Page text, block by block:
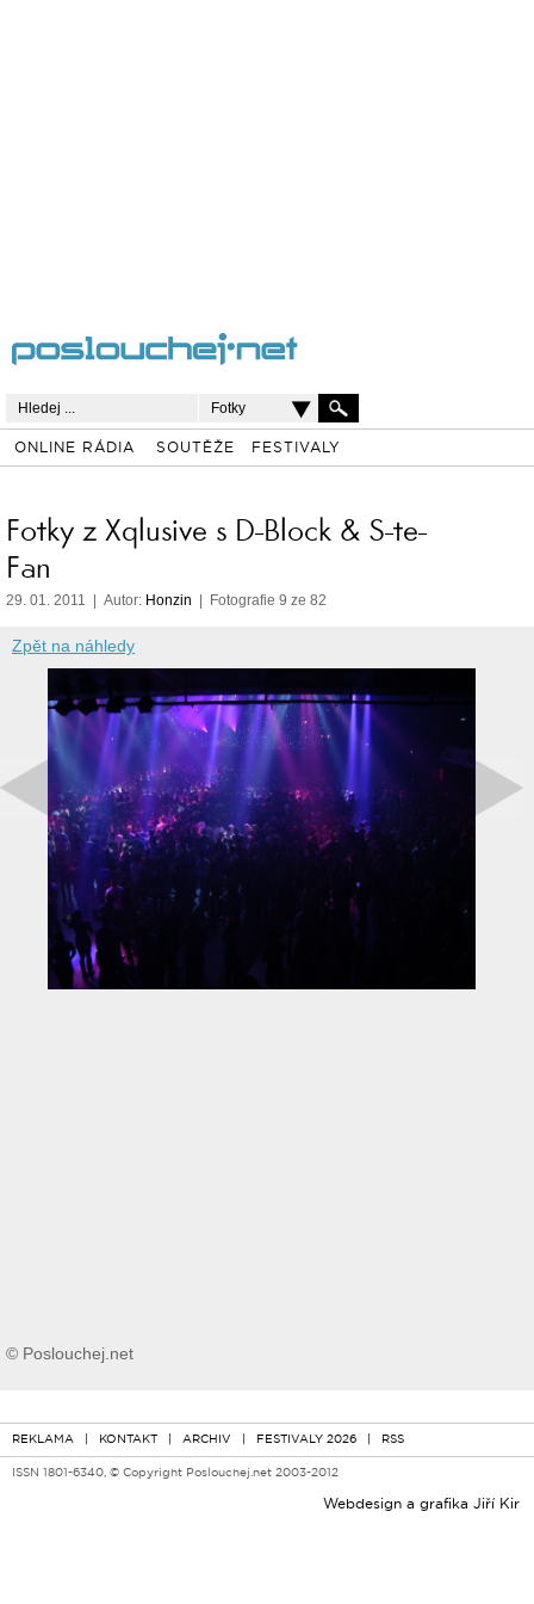
Fotky
ONLINE RÁDIA SOUTĚŽE FESTIVALY
Fotky z Xqlusive s D-Block & S-te-
Fan
29. 01. 2011 | Autor: Honzin | Fotografie 9 ze 82
Zpět na náhledy
© Poslouchej.net
REKLAMA | KONTAKT | ARCHIV | FESTIVALY 2026 | RSS
ISSN 1801-6340, © Copyright Poslouchej.net 2003-2012
Webdesign a grafika Jiří Kir